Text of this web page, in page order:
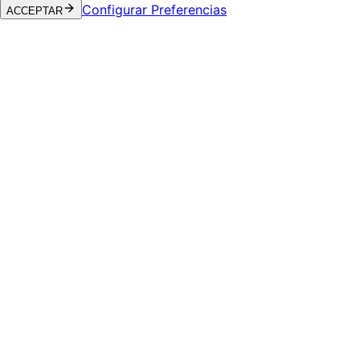
ACCEPTAR Configurar Preferencias